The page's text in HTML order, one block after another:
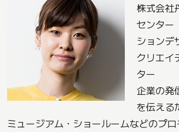
株式会
センタ
ションデ
クリエイ
ター
企業の発
を伝える
ミュージアム・ショールームなどのプ